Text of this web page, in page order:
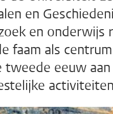
en
en onderwijs
faam als
eeuw